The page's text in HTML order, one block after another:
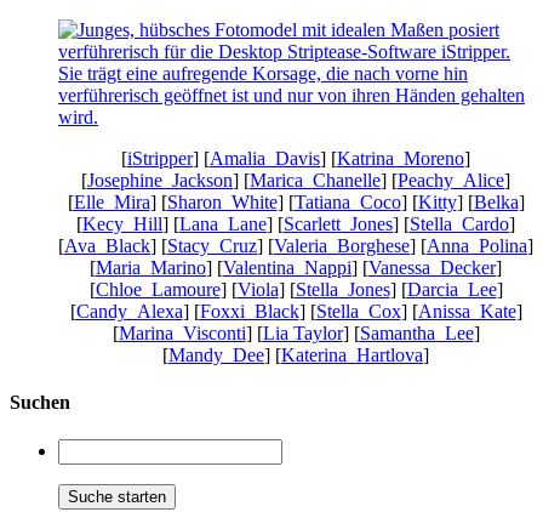
[iStripper] [Amalia_Davis] [Katrina_Moreno]
[Josephine_Jackson] [Marica_Chanelle] [Peachy_Alice]
[Elle_Mira] [Sharon_White] [Tatiana_Coco] [Kitty] [Belka]
[Kecy_Hill] [Lana_Lane] [Scarlett_Jones] [Stella_Cardo]
[Ava_Black] [Stacy_Cruz] [Valeria_Borghese] [Anna_Polina]
[Maria_Marino] [Valentina_Nappi] [Vanessa_Decker]
[Chloe_Lamoure] [Viola] [Stella_Jones] [Darcia_Lee]
[Candy_Alexa] [Foxxi_Black] [Stella_Cox] [Anissa_Kate]
[Marina_Visconti] [Lia Taylor] [Samantha_Lee]
[Mandy_Dee] [Katerina_Hartlova]
Suchen